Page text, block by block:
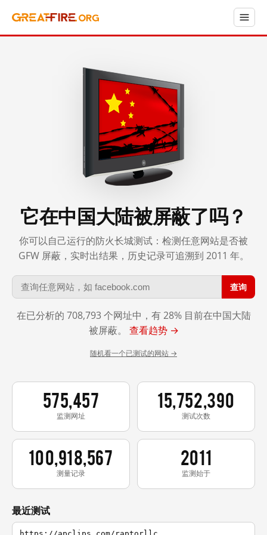
它在中国大陆被屏蔽了吗？
你可以自己运行的防火长城测试：检测任意网站是否被
GFW 屏蔽，实时出结果，历史记录可追溯到 2011 年。
查询
在已分析的 708,793 个网址中，有 28% 目前在中国大陆
被屏蔽。 查看趋势 →
随机看一个已测试的网站 →
575,457
监测网址
15,752,390
测试次数
100,918,567
测量记录
2011
监测始于
最近测试